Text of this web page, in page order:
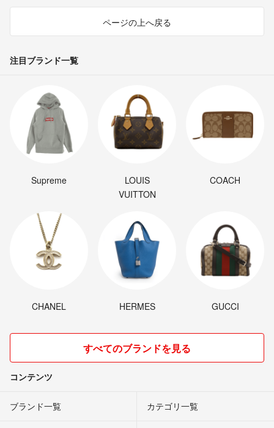
ページの上へ戻る
注目ブランド一覧
Supreme
LOUIS
VUITTON
COACH
CHANEL HERMES GUCCI
すべてのブランドを見る
コンテンツ
ブランド一覧 カテゴリ一覧